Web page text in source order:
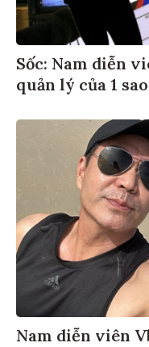
Sốc: Nam diễn
quản lý của 1
Nam diễn viên